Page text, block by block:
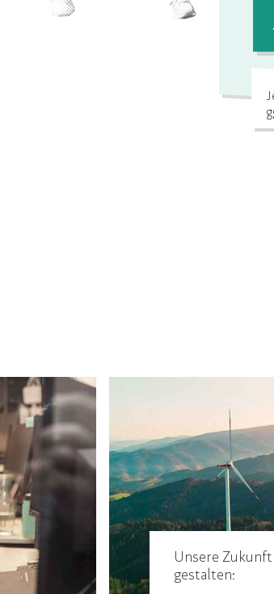
Unsere Zukunft
gestalten: